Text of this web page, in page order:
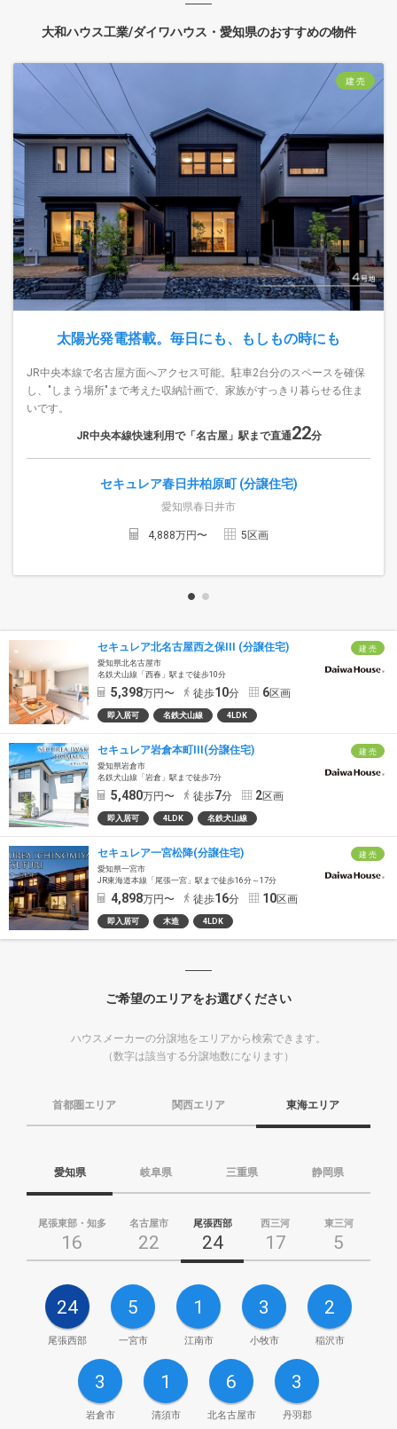
大和ハウス工業/ダイワハウス・愛知県のおすすめの物件
建 売
太陽光発電搭載。毎日にも、もしもの時にも
JR中央本線で名古屋方面へアクセス可能。駐車2台分のスペースを確保
し、"しまう場所"まで考えた収納計画で、家族がすっきり暮らせる住ま
いです。
JR中央本線快速利用で「名古屋」駅まで直通22分
セキュレア春日井柏原町 (分譲住宅)
愛知県春日井市
4,888万円〜 5区画
建 売
セキュレア北名古屋西之保III (分譲住宅)
愛知県北名古屋市
名鉄犬山線「西春」駅まで徒歩10分
5,398万円〜 徒歩10分 6区画
即入居可 名鉄犬山線 4LDK
建 売
セキュレア岩倉本町III(分譲住宅)
愛知県岩倉市
名鉄犬山線「岩倉」駅まで徒歩7分
5,480万円〜 徒歩7分 2区画
即入居可 4LDK 名鉄犬山線
建 売
セキュレア一宮松降(分譲住宅)
愛知県一宮市
JR東海道本線「尾張一宮」駅まで徒歩16分～17分
4,898万円〜 徒歩16分 10区画
即入居可 木造 4LDK
ご希望のエリアをお選びください
ハウスメーカーの分譲地をエリアから検索できます。
（数字は該当する分譲地数になります）
首都圏エリア 関西エリア 東海エリア
愛知県 岐阜県 三重県 静岡県
尾張東部・知多
16
名古屋市
22
尾張西部
24
西三河
17
東三河
5
24
尾張西部
5
一宮市
1
江南市
3
小牧市
2
稲沢市
3
岩倉市
1
清須市
6
北名古屋市
3
丹羽郡